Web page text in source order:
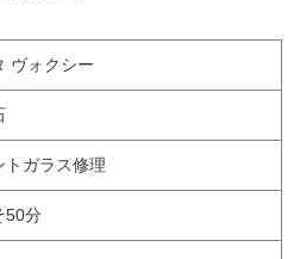
ヴォクシー
トガラス修理
50分